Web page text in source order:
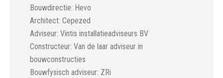
Bouwdirectie: Hevo
Architect: Cepezed
Adviseur: Vintis installatieadviseurs BV
Constructeur: Van de laar adviseur in
bouwconstructies
Bouwfysisch adviseur: ZRi